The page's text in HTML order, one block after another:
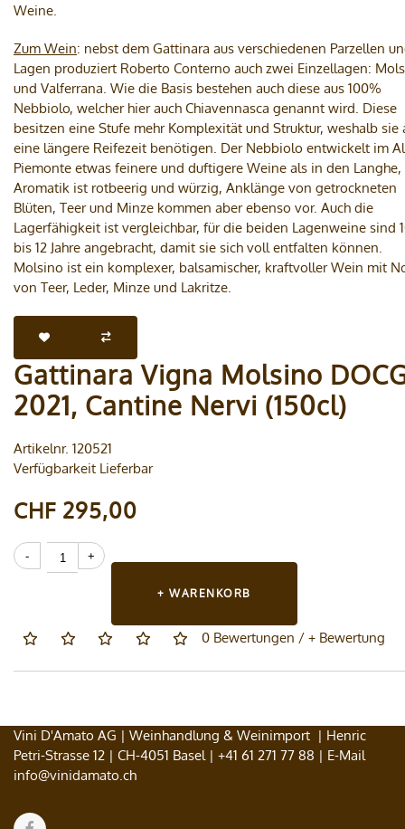
Weine.
Zum Wein: nebst dem Gattinara aus verschiedenen Parzellen
Lagen produziert Roberto Conterno auch zwei Einzellagen:
und Valferrana. Wie die Basis bestehen auch diese aus 100%
Nebbiolo, welcher hier auch Chiavennasca genannt wird. Diese
besitzen eine Stufe mehr Komplexität und Struktur, weshalb sie
eine längere Reifezeit benötigen. Der Nebbiolo entwickelt im
Piemonte etwas feinere und duftigere Weine als in den Langhe,
Aromatik ist rotbeerig und würzig, Anklänge von getrockneten
Blüten, Teer und Minze kommen aber ebenso vor. Auch die
Lagerfähigkeit ist vergleichbar, für die beiden Lagenweine sind
bis 12 Jahre angebracht, damit sie sich voll entfalten können.
Molsino ist ein komplexer, balsamischer, kraftvoller Wein mit
von Teer, Leder, Minze und Lakritze.
Gattinara Vigna Molsino
2021, Cantine Nervi (150cl)
Artikelnr. 120521
Verfügbarkeit Lieferbar
CHF 295,00
+ WARENKORB
0 Bewertungen / + Bewertung
Vini D'Amato AG | Weinhandlung & Weinimport | Henric
Petri-Strasse 12 | CH-4051 Basel | +41 61 271 77 88 | E-Mail
info@vinidamato.ch